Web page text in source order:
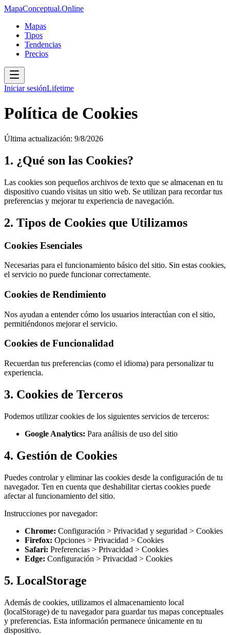
MapaConceptual.Online
Mapas
Tipos
Tendencias
Precios
Iniciar sesiónLifetime
Política de Cookies
Última actualización: 9/8/2026
1. ¿Qué son las Cookies?
Las cookies son pequeños archivos de texto que se almacenan en tu
dispositivo cuando visitas un sitio web. Se utilizan para recordar tus
preferencias y mejorar tu experiencia de navegación.
2. Tipos de Cookies que Utilizamos
Cookies Esenciales
Necesarias para el funcionamiento básico del sitio. Sin estas cookies,
el servicio no puede funcionar correctamente.
Cookies de Rendimiento
Nos ayudan a entender cómo los usuarios interactúan con el sitio,
permitiéndonos mejorar el servicio.
Cookies de Funcionalidad
Recuerdan tus preferencias (como el idioma) para personalizar tu
experiencia.
3. Cookies de Terceros
Podemos utilizar cookies de los siguientes servicios de terceros:
Google Analytics: Para análisis de uso del sitio
4. Gestión de Cookies
Puedes controlar y eliminar las cookies desde la configuración de tu
navegador. Ten en cuenta que deshabilitar ciertas cookies puede
afectar al funcionamiento del sitio.
Instrucciones por navegador:
Chrome: Configuración > Privacidad y seguridad > Cookies
Firefox: Opciones > Privacidad > Cookies
Safari: Preferencias > Privacidad > Cookies
Edge: Configuración > Privacidad > Cookies
5. LocalStorage
Además de cookies, utilizamos el almacenamiento local
(localStorage) de tu navegador para guardar tus mapas conceptuales
y preferencias. Esta información permanece únicamente en tu
dispositivo.